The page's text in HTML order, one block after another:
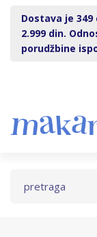
Dostava je
2.999 din.
porudžbine